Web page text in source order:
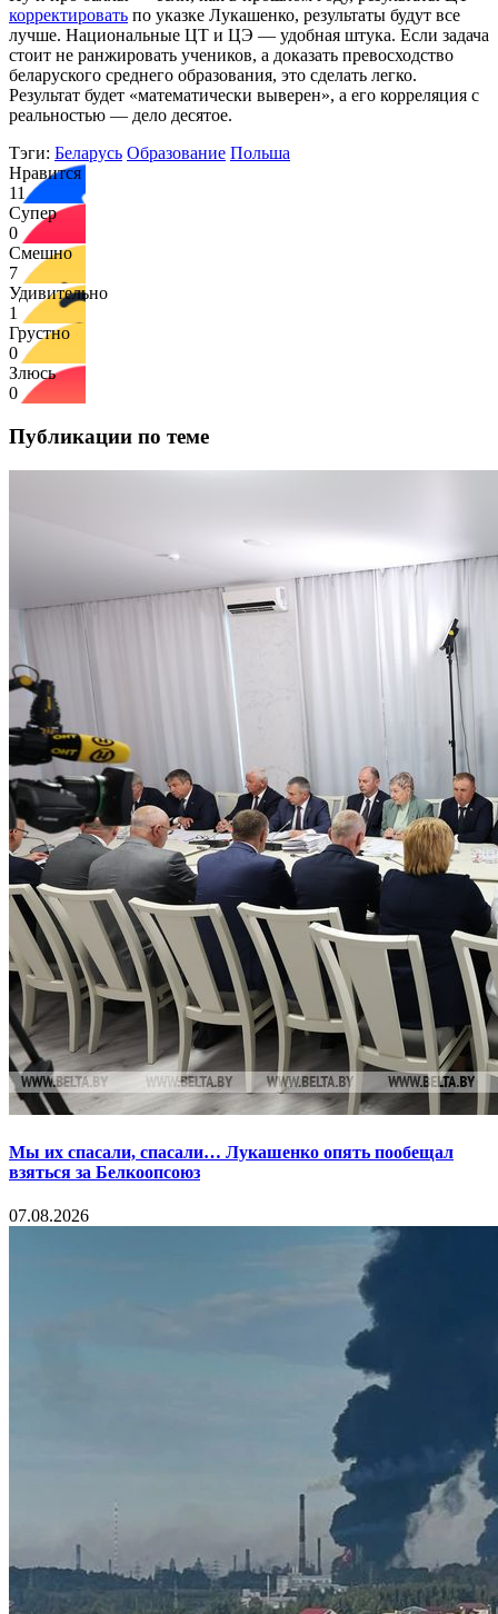
корректировать по указке Лукашенко, результаты будут все
лучше. Национальные ЦТ и ЦЭ — удобная штука. Если задача
стоит не ранжировать учеников, а доказать превосходство
беларуского среднего образования, это сделать легко.
Результат будет «математически выверен», а его корреляция с
реальностью — дело десятое.
Тэги: Беларусь Образование Польша
Нравится
11
Супер
0
Смешно
7
Удивительно
1
Грустно
0
Злюсь
0
Публикации по теме
Мы их спасали, спасали… Лукашенко опять пообещал
взяться за Белкоопсоюз
07.08.2026